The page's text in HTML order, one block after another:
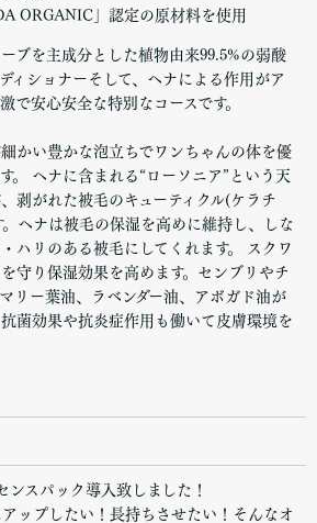
ORGANIC」認定の原材料を使用
ブを主成分とした植物由来99.5%の弱酸
ィショナーそして、ヘナによる作用がア
で安心安全な特別なコースです。
かい豊かな泡立ちでワンちゃんの体を優
。 ヘナに含まれる“ローソニア”という天
剥がれた被毛のキューティクル(ケラチ
ヘナは被毛の保湿を高めに維持し、しな
ハリのある被毛にしてくれます。 スクワ
守り保湿効果を高めます。センブリやチ
リー葉油、ラベンダー油、アボガド油が
菌効果や抗炎症作用も働いて皮膚環境を
ンスパック導入致しました！
ップしたい！長持ちさせたい！そんなオ